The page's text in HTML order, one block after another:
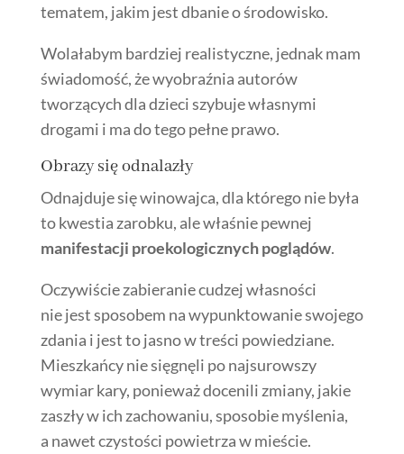
tematem, jakim jest dbanie o środowisko.
Wolałabym bardziej realistyczne, jednak mam
świadomość, że wyobraźnia autorów
tworzących dla dzieci szybuje własnymi
drogami i ma do tego pełne prawo.
Obrazy się odnalazły
Odnajduje się winowajca, dla którego nie była
to kwestia zarobku, ale właśnie pewnej
manifestacji proekologicznych poglądów.
Oczywiście zabieranie cudzej własności
nie jest sposobem na wypunktowanie swojego
zdania i jest to jasno w treści powiedziane.
Mieszkańcy nie sięgnęli po najsurowszy
wymiar kary, ponieważ docenili zmiany, jakie
zaszły w ich zachowaniu, sposobie myślenia,
a nawet czystości powietrza w mieście.